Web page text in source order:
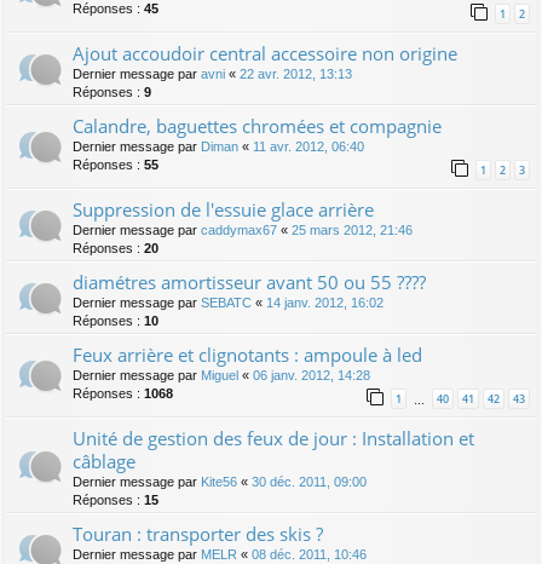
Réponses : 45 1 2
Ajout accoudoir central accessoire non origine
Dernier message par avni « 22 avr. 2012, 13:13
Réponses : 9
Calandre, baguettes chromées et compagnie
Dernier message par Diman « 11 avr. 2012, 06:40
Réponses : 55 1 2 3
Suppression de l'essuie glace arrière
Dernier message par caddymax67 « 25 mars 2012, 21:46
Réponses : 20
diamétres amortisseur avant 50 ou 55 ????
Dernier message par SEBATC « 14 janv. 2012, 16:02
Réponses : 10
Feux arrière et clignotants : ampoule à led
Dernier message par Miguel « 06 janv. 2012, 14:28
Réponses : 1068 1 … 40 41 42 43
Unité de gestion des feux de jour : Installation et
câblage
Dernier message par Kite56 « 30 déc. 2011, 09:00
Réponses : 15
Touran : transporter des skis ?
Dernier message par MELR « 08 déc. 2011, 10:46